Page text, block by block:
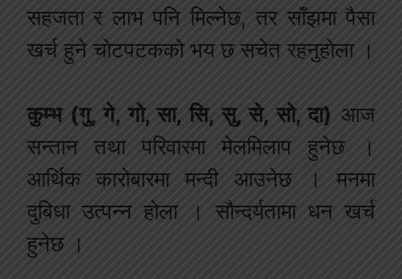
सहजता र लाभ पनि मिल्नेछ, तर साँझमा पैसा
खर्च हुने चोटपटकको भय छ सचेत रहनुहोला ।
कुम्भ (गु, गे, गो, सा, सि, सु, से, सो, दा) आज
सन्तान तथा परिवारमा मेलमिलाप हुनेछ ।
आर्थिक कारोबारमा मन्दी आउनेछ । मनमा
दुबिधा उत्पन्न होला । सौन्दर्यतामा धन खर्च
हुनेछ ।